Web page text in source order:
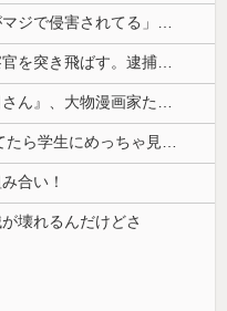
愛煙家・岸谷蘭丸「喫煙者の権利がマジで侵害されてる」と私見 「いくら税金を我々が払ってるんだと」
【動画】名古屋栄で不良外人が警察官を突き飛ばす。逮捕しろやｗｗｗ
【朗報】話題作『みいちゃんと山田さん』、大物漫画家たちから絶賛されるwwww
【画像】 まま「なんかプール入ってたら学生にめっちゃ見られたw」
合い！
壊れるんだけどさ